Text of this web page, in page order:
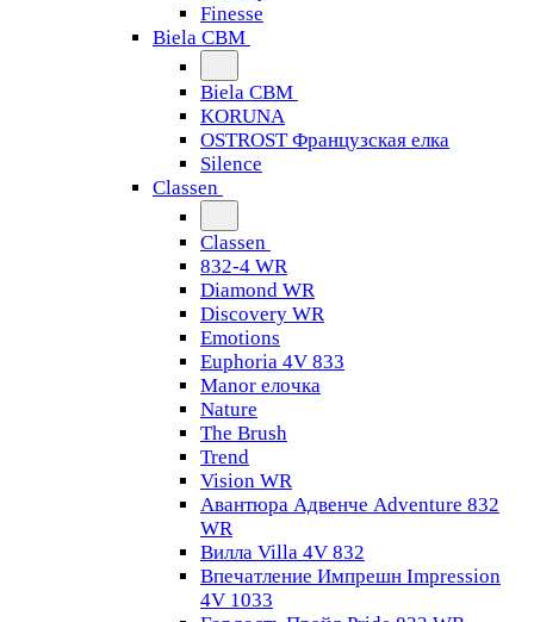
Finesse
Biela CBM
Biela CBM
KORUNA
OSTROST Французская елка
Silence
Classen
Classen
832-4 WR
Diamond WR
Discovery WR
Emotions
Euphoria 4V 833
Manor елочка
Nature
The Brush
Trend
Vision WR
Авантюра Адвенче Adventure 832
WR
Вилла Villa 4V 832
Впечатление Импрешн Impression
4V 1033